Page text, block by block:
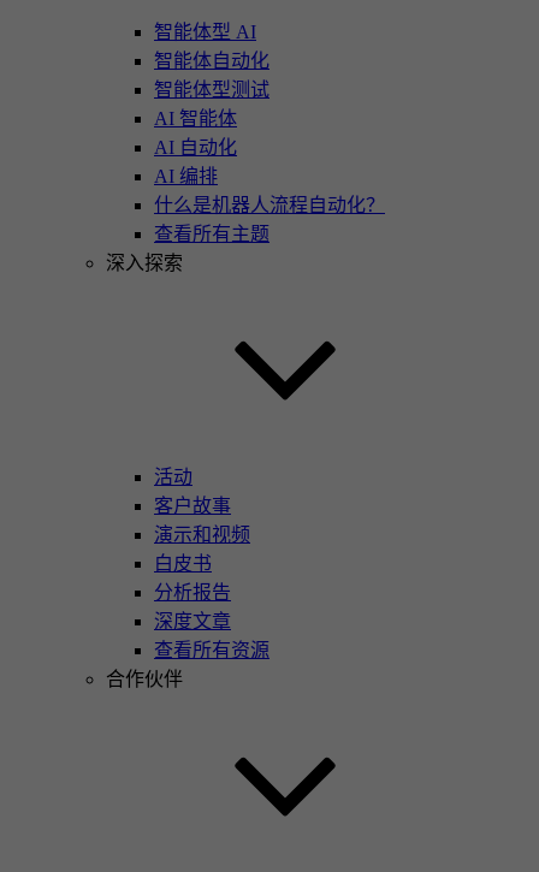
智能体型 AI
智能体自动化
智能体型测试
AI 智能体
AI 自动化
AI 编排
什么是机器人流程自动化？
查看所有主题
深入探索
活动
客户故事
演示和视频
白皮书
分析报告
深度文章
查看所有资源
合作伙伴